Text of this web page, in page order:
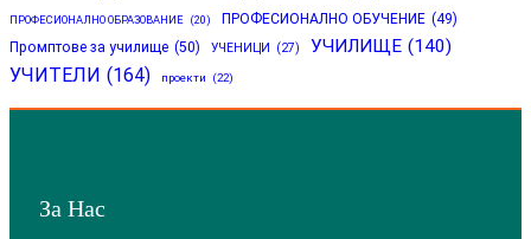
ПРОФЕСИОНАЛНО ОБРАЗОВАНИЕ (20) ПРОФЕСИОНАЛНО ОБУЧЕНИЕ (49)
Промптове за училище (50) УЧЕНИЦИ (27) УЧИЛИЩЕ (140)
УЧИТЕЛИ (164) проекти (22)
За Нас